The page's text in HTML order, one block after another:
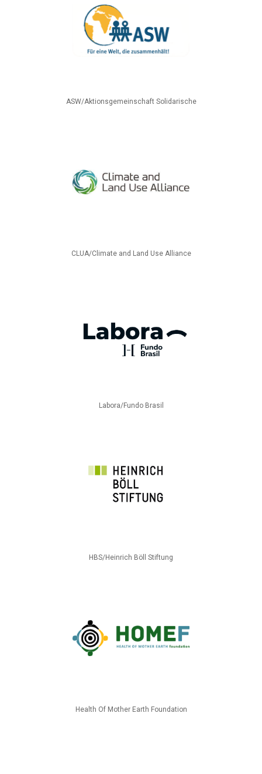
ASW/Aktionsgemeinschaft Solidarische
CLUA/Climate and Land Use Alliance
Labora/Fundo Brasil
HBS/Heinrich Böll Stiftung
Health Of Mother Earth Foundation